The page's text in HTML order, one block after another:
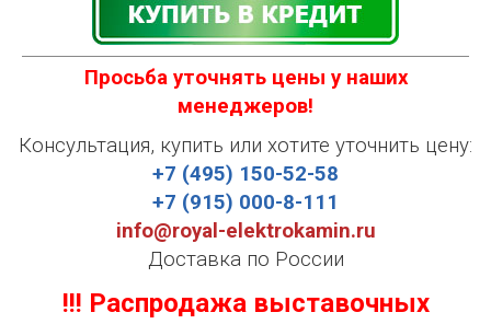
Просьба уточнять цены у наших
менеджеров!
Консультация, купить или хотите уточнить цену:
+7 (495) 150-52-58
+7 (915) 000-8-111
info@royal-elektrokamin.ru
Доставка по России
!!! Распродажа выставочных